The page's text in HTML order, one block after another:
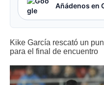
Añádenos en
Kike García rescató un
para el final de encuentro